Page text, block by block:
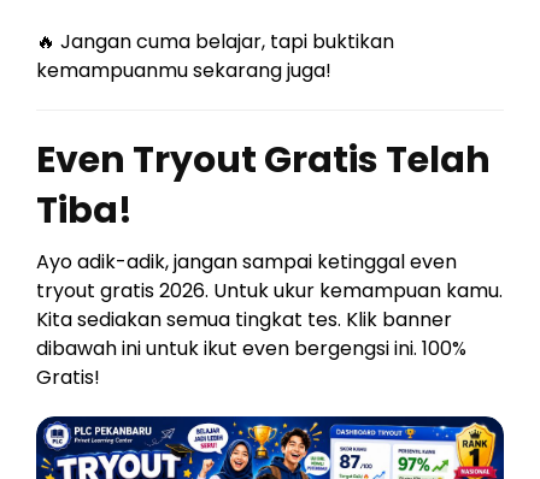
🔥 Jangan cuma belajar, tapi buktikan
kemampuanmu sekarang juga!
Even Tryout Gratis Telah
Tiba!
Ayo adik-adik, jangan sampai ketinggal even
tryout gratis 2026. Untuk ukur kemampuan kamu.
Kita sediakan semua tingkat tes. Klik banner
dibawah ini untuk ikut even bergengsi ini. 100%
Gratis!